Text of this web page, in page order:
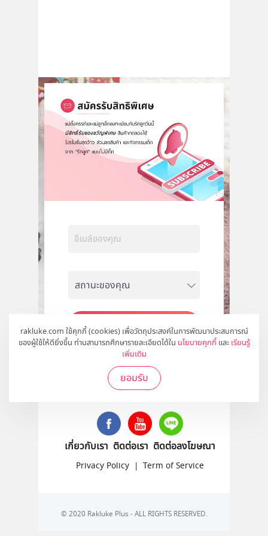
rakluke.com ใช้คุกกี้ (cookies) เพื่อวัตถุประสงค์ในการพัฒนาประสบการณ์
ของผู้ใช้ให้ดียิ่งขึ้น ท่านสามารถศึกษารายละเอียดได้ใน นโยบายคุกกี้ และ เรียนรู้
เพิ่มเติม
ยอมรับ
สมัคร
ติดตามเราได้ที่
เกี่ยวกับเรา ติดต่อเรา ติดต่อลงโฆษณา
Privacy Policy | Term of Service
© 2020 Rakluke Plus - ALL RIGHTS RESERVED.